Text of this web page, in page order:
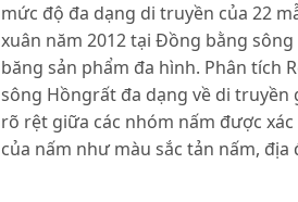
mức độ đa dạng di truyền của 22
xuân năm 2012 tại Đồng bằng
băng sản phẩm đa hình. Phân tích
sông Hồngrất đa dạng về di
rõ rệt giữa các nhóm nấm được
của nấm như màu sắc tản nấm,